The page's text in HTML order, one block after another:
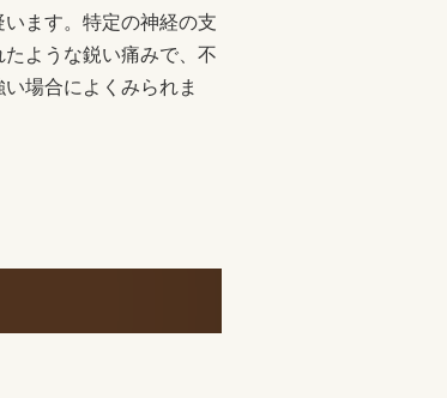
ます。特定の神経の支
ような鋭い痛みで、不
場合によくみられま